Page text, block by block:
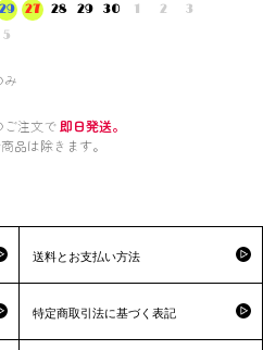
29
5
27
28 29 30 1 2 3
み
ご注文で 即日発送。
品は除きます。
送料とお支払い方法
特定商取引法に基づく表記